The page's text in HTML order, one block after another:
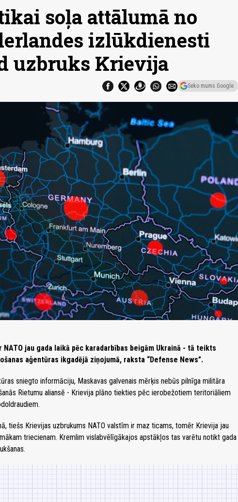
soļa attālumā no
izlūkdienesti
uzbruks Krievija
Seko mums Google
jau gada laikā pēc karadarbības beigām Ukrainā - tā teikts
aģentūras ikgadējā ziņojumā, raksta “Defense News”.
sniegto informāciju, Maskavas galvenais mērķis nebūs pilnīga militāra
Rietumu aliansē - Krievija plāno tiekties pēc ierobežotiem teritoriāliem
tiešs Krievijas uzbrukums NATO valstīm ir maz ticams, tomēr Krievija jau
triecienam. Kremlim vislabvēlīgākajos apstākļos tas varētu notikt gada